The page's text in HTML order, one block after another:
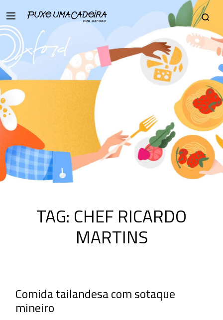
TAG: CHEF RICARDO
MARTINS
Comida tailandesa com sotaque
mineiro